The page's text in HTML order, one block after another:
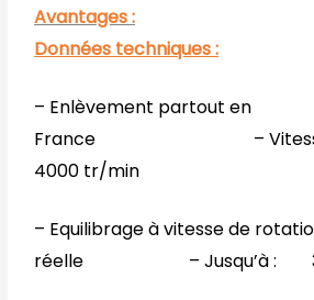
Avantages :
Données techniques :
– Enlèvement partout en
France –
4000 tr/min
– Equilibrage à vitesse de
réelle – Jusqu’à :